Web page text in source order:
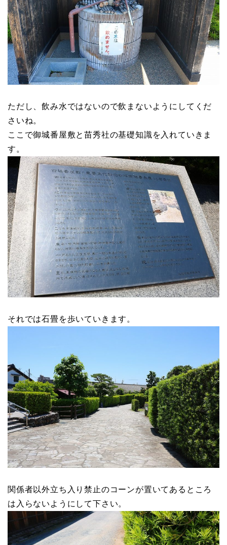
ただし、飲み水ではないので飲まないようにしてくだ
さいね。
ここで御城番屋敷と苗秀社の基礎知識を入れていきま
す。
それでは石畳を歩いていきます。
関係者以外立ち入り禁止のコーンが置いてあるところ
は入らないようにして下さい。